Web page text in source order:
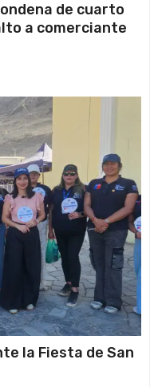
de cuarto
a comerciante
la Fiesta de San